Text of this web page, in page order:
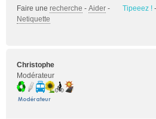
Faire une recherche - Aider - Tipeeez ! -
Netiquette
Christophe
Modérateur